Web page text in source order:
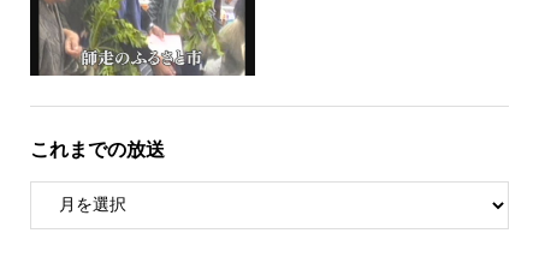
これまでの放送